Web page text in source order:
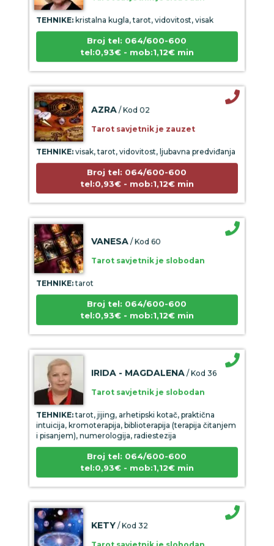
TEHNIKE:kristalna kugla, tarot, vidovitost, visak
Broj tel: 064/600-600
tel:0,93€ - mob:1,12€ min
AZRA / Kod 02
Tarot savjetnik je zauzet
TEHNIKE:visak, tarot, vidovitost, ljubavna predviđanja
Broj tel: 064/600-600
tel:0,93€ - mob:1,12€ min
VANESA / Kod 60
Tarot savjetnik je slobodan
TEHNIKE:tarot
Broj tel: 064/600-600
tel:0,93€ - mob:1,12€ min
IRIDA - MAGDALENA / Kod 36
Tarot savjetnik je slobodan
TEHNIKE:tarot, jijing, arhetipski kotač, praktična
intuicija, kromoterapija, biblioterapija (terapija čitanjem
i pisanjem), numerologija, radiestezija
Broj tel: 064/600-600
tel:0,93€ - mob:1,12€ min
KETY / Kod 32
Tarot savjetnik je slobodan